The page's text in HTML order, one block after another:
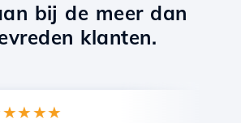
bij de meer dan
klanten.